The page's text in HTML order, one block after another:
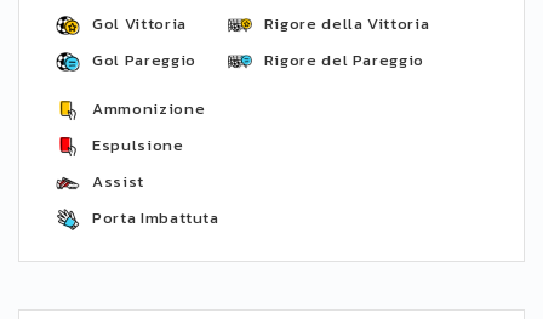
Gol Vittoria
Gol Pareggio
Rigore della Vittoria
Rigore del Pareggio
Ammonizione
Espulsione
Assist
Porta Imbattuta